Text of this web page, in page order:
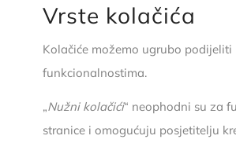
Vrste kolačića
Kolačiće možemo ugrubo
funkcionalnostima.
„Nužni kolačići“ neophodni su za
stranice i omogućuju posjetitelju